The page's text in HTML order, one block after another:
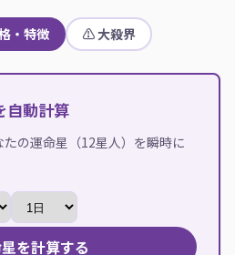
・特徴 ⚠ 大殺界
自動計算
の運命星（12星人）を瞬時に
を計算する